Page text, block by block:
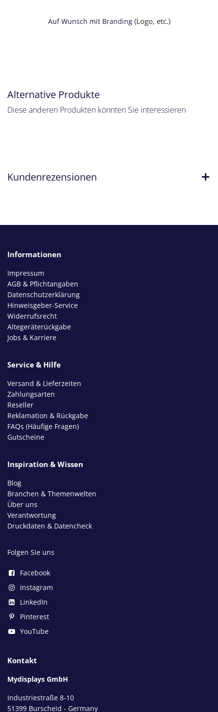
Auf Wunsch mit Branding (Logo, etc.)
Alternative Produkte
Diese anderen Produkten könnten Sie interessieren
Kundenrezensionen
Informationen
Impressum
AGB & Pflichtangaben
Datenschutzerklärung
Hinweisgeber-Service
Widerrufsrecht
Altegeräterückgabe
Jobs & Karriere
Service & Hilfe
Versand & Lieferzeiten
Zahlungsarten
Reseller
Reklamation & Rückgabe
FAQs (Häufige Fragen)
Gutscheine
Inspiration & Wissen
Blog
Branchen & Themenwelten
Über uns
Verantwortung
Druckdaten & Datencheck
Folgen Sie uns
Facebook
Instagram
LinkedIn
Pinterest
YouTube
Kontakt
Mydisplays GmbH
Industriestraße 8-10
51399 Burscheid - Germany